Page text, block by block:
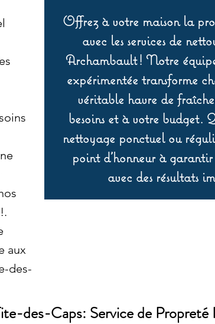
aux
des-
Offrez à votre maison la
avec les services de
Archambault ! Notre
expérimentée transforme
véritable havre de
besoins et à votre budget.
nettoyage ponctuel ou
point d’honneur à
avec des résultats
des-Caps: Service de